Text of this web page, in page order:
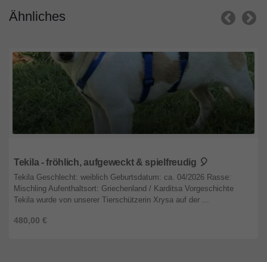
Ähnliches
Tekila - fröhlich, aufgeweckt & spielfreudig 🎈
480,00 €
Tekila Geschlecht: weiblich Geburtsdatum: ca. 04/2026 Rasse:
Mischling Aufenthaltsort: Griechenland / Karditsa Vorgeschichte
Tekila wurde von unserer Tierschützerin Xrysa auf der ...